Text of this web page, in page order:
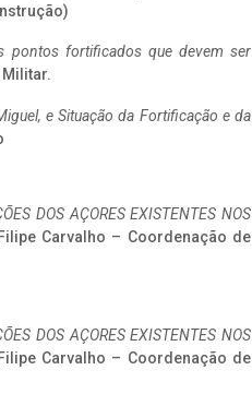
pontos fortificados que devem ser
e Situação da Fortificação e da
DOS AÇORES EXISTENTES NOS
Carvalho – Coordenação de
DOS AÇORES EXISTENTES NOS
Carvalho – Coordenação de